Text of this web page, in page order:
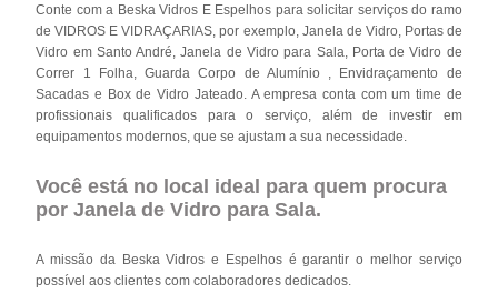
Conte com a Beska Vidros E Espelhos para solicitar serviços do ramo
de VIDROS E VIDRAÇARIAS, por exemplo, Janela de Vidro, Portas de
Vidro em Santo André, Janela de Vidro para Sala, Porta de Vidro de
Correr 1 Folha, Guarda Corpo de Alumínio , Envidraçamento de
Sacadas e Box de Vidro Jateado. A empresa conta com um time de
profissionais qualificados para o serviço, além de investir em
equipamentos modernos, que se ajustam a sua necessidade.
Você está no local ideal para quem procura
porJanela de Vidro para Sala.
A missão da Beska Vidros e Espelhos é garantir o melhor serviço
possível aos clientes com colaboradores dedicados.